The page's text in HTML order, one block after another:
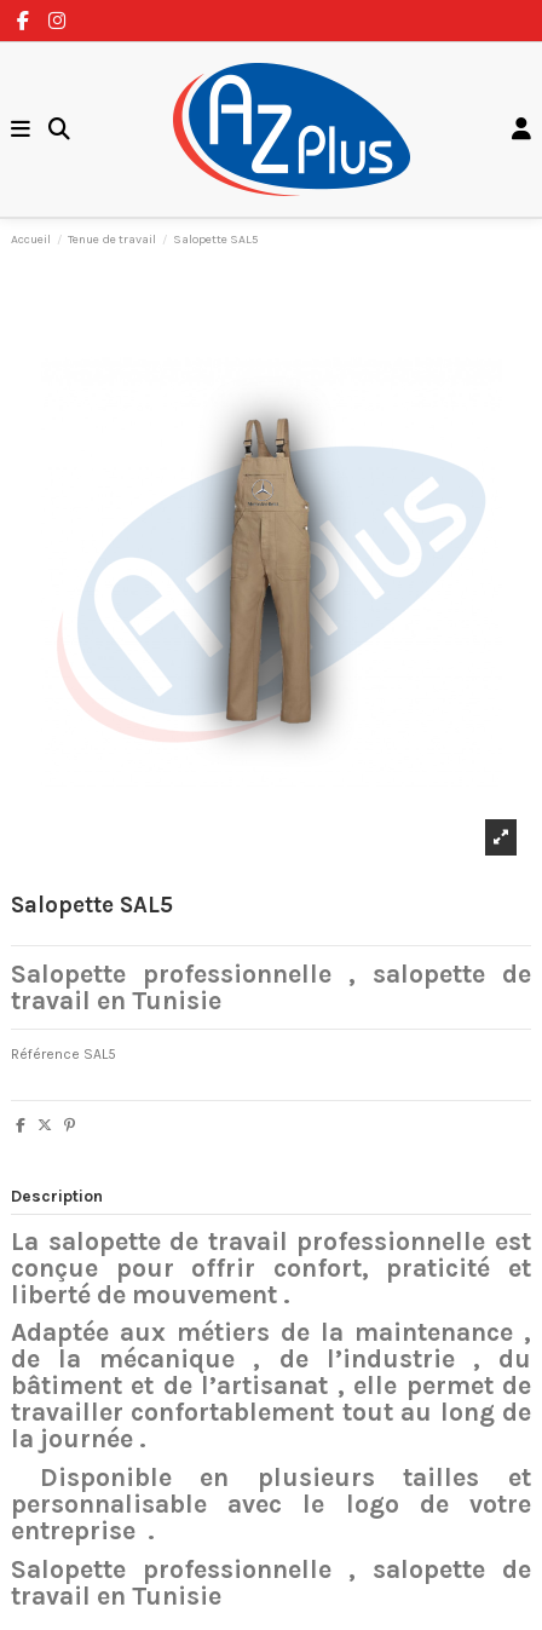
Accueil Tenue de travail Salopette SAL5
Salopette SAL5
Salopette professionnelle , salopette de
travail en Tunisie
Référence SAL5
Description
La salopette de travail professionnelle est
conçue pour offrir confort, praticité et
liberté de mouvement .
Adaptée aux métiers de la maintenance ,
de la mécanique , de l’industrie , du
bâtiment et de l’artisanat , elle permet de
travailler confortablement tout au long de
la journée .
Disponible en plusieurs tailles et
personnalisable avec le logo de votre
entreprise .
Salopette professionnelle , salopette de
travail en Tunisie